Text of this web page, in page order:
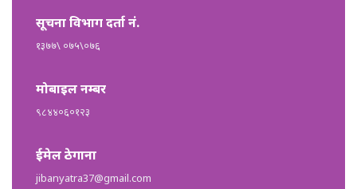
सूचना विभाग दर्ता नं.
१३७७\ ०७५\०७६
मोबाइल नम्बर
९८४४०६०१२३
ईमेल ठेगाना
jibanyatra37@gmail.com